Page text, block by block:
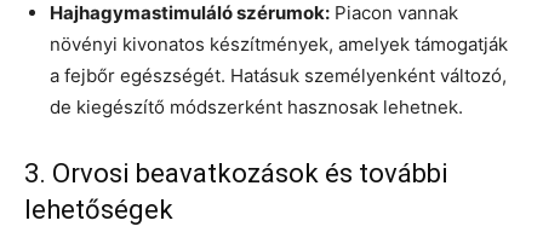
Hajhagymastimuláló szérumok: Piacon vannak
növényi kivonatos készítmények, amelyek támogatják
a fejbőr egészségét. Hatásuk személyenként változó,
de kiegészítő módszerként hasznosak lehetnek.
3. Orvosi beavatkozások és további
lehetőségek